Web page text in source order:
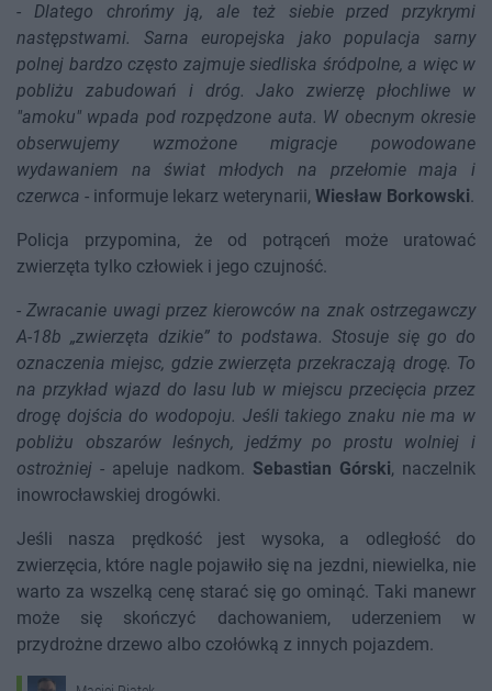
- Dlatego chrońmy ją, ale też siebie przed przykrymi
następstwami. Sarna europejska jako populacja sarny
polnej bardzo często zajmuje siedliska śródpolne, a więc w
pobliżu zabudowań i dróg. Jako zwierzę płochliwe w
"amoku" wpada pod rozpędzone auta. W obecnym okresie
obserwujemy wzmożone migracje powodowane
wydawaniem na świat młodych na przełomie maja i
czerwca - informuje lekarz weterynarii, Wiesław Borkowski.
Policja przypomina, że od potrąceń może uratować
zwierzęta tylko człowiek i jego czujność.
-Zwracanie uwagi przez kierowców na znak ostrzegawczy
A-18b „zwierzęta dzikie” to podstawa. Stosuje się go do
oznaczenia miejsc, gdzie zwierzęta przekraczają drogę. To
na przykład wjazd do lasu lub w miejscu przecięcia przez
drogę dojścia do wodopoju. Jeśli takiego znaku nie ma w
pobliżu obszarów leśnych, jedźmy po prostu wolniej i
ostrożniej - apeluje nadkom. Sebastian Górski, naczelnik
inowrocławskiej drogówki.
Jeśli nasza prędkość jest wysoka, a odległość do
zwierzęcia, które nagle pojawiło się na jezdni, niewielka, nie
warto za wszelką cenę starać się go ominąć. Taki manewr
może się skończyć dachowaniem, uderzeniem w
przydrożne drzewo albo czołówką z innych pojazdem.